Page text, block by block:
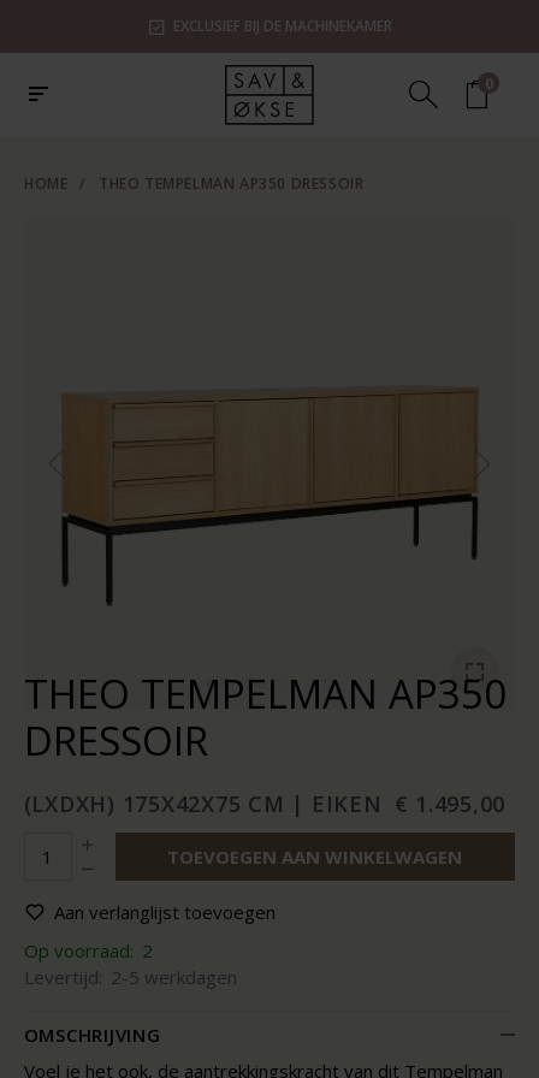
EXCLUSIEF BIJ DE MACHINEKAMER
0
HOME / THEO TEMPELMAN AP350 DRESSOIR
THEO TEMPELMAN AP350
DRESSOIR
(LXDXH) 175X42X75 CM | EIKEN € 1.495,00
TOEVOEGEN AAN WINKELWAGEN
Aan verlanglijst toevoegen
Op voorraad: 2
Levertijd: 2-5 werkdagen
OMSCHRIJVING
Voel je het ook, de aantrekkingskracht van dit Tempelman